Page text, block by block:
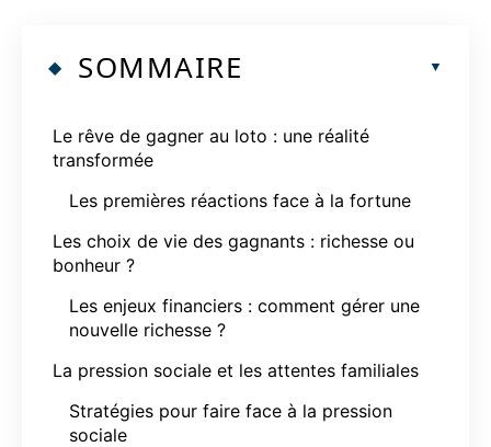
SOMMAIRE
Le rêve de gagner au loto : une réalité
transformée
Les premières réactions face à la fortune
Les choix de vie des gagnants : richesse ou
bonheur ?
Les enjeux financiers : comment gérer une
nouvelle richesse ?
La pression sociale et les attentes familiales
Stratégies pour faire face à la pression
sociale